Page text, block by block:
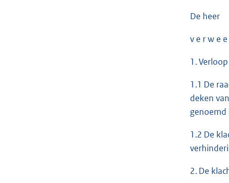
De heer
v e r w e
1.
1.1 De
deken
genoemd
1.2 De
2. De